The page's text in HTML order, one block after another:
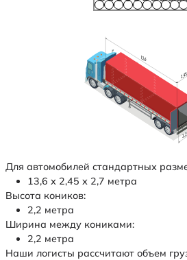
Для автомобилей стандартных
13,6 х 2,45 х 2,7 метра
Высота коников:
2,2 метра
Ширина между кониками:
2,2 метра
Наши логисты рассчитают объем